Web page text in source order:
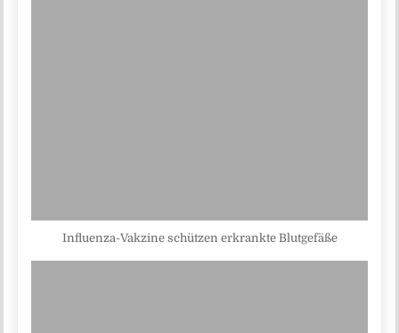
Influenza-Vakzine schützen erkrankte Blutgefäße